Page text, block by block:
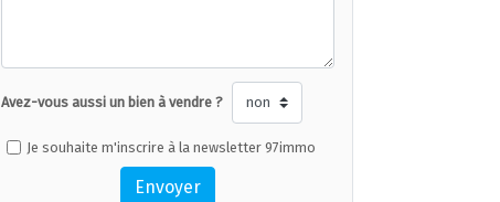
Avez-vous aussi un bien à vendre ?
Je souhaite m'inscrire à la newsletter 97immo
Envoyer